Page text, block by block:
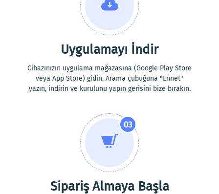
Uygulamayı İndir
Cihazınızın uygulama mağazasına (Google Play Store
veya App Store) gidin. Arama çubuğuna "Ennet"
yazın, indirin ve kurulunu yapın gerisini bize bırakın.
03
Sipariş Almaya Başla